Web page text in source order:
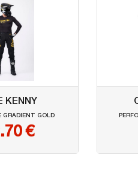
KENNY
GRADIENT GOLD
€